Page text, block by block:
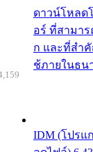
ดาวน์โหลด
อร์ ที่สามา
ก และที่สำ
ช้ภายในธน
IDM (โปรแ